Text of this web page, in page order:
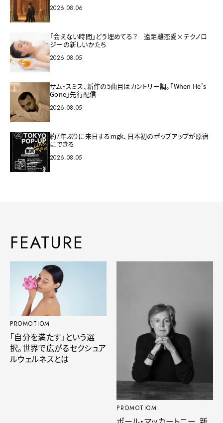
2026.08.06
「会えない時間」どう埋めてる？ 遠距離恋愛×テクノロ
ジーの新しいかたち
2026.08.05
サム・スミス、新作の5曲目はカントリー調。「When He’s
Gone」先行配信
2026.08.05
約7年ぶりに来日するmgk、日本初のポップアップが原宿
にできる
2026.08.05
FEATURE
PROMOTIOM
「自分を満たす」という選
択。世界で広がるセクシュア
ルウェルネスとは
PROMOTIOM